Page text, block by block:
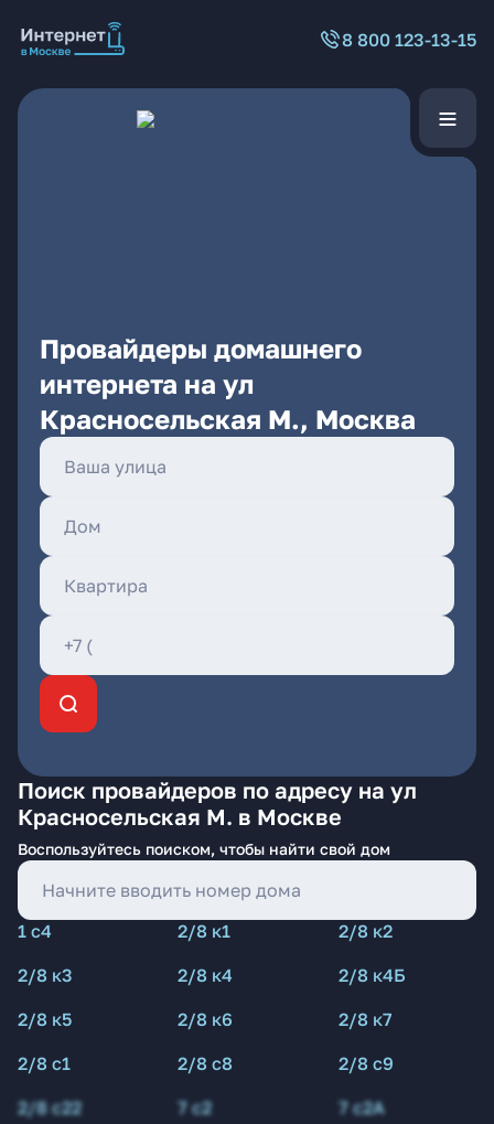
8 800 123-13-15
Провайдеры домашнего
интернета на ул
Красносельская М., Москва
Поиск провайдеров по адресу на ул
Красносельская М. в Москве
Воспользуйтесь поиском, чтобы найти свой дом
1 с4 2/8 к1
2/8 к2
2/8 к3
2/8 к4
2/8 к4Б
2/8 к5
2/8 к6
2/8 к7
2/8 с1
2/8 с8
2/8 с9
2/8 с22
7 с2 7 с2А